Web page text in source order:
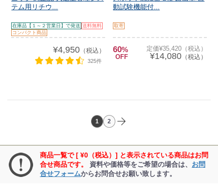
テム用リチウ...
在庫品【１～２営業日】で発送 送料無料
コンパクト商品
¥4,950（税込）
325件
動試験機能付...
取寄
60%
OFF
定価¥35,420（税込）
¥14,080（税込）
1 2
商品一覧で [ ¥0（税込）] と表示されている商品はお問
合せ商品です。
資料や価格等をご希望の場合は、 お問
合せフォームからお問合せお願い致します。